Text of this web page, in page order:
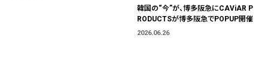
韓国の“今”が、博多阪急にCAViAR P
RODUCTSが博多阪急でPOPUP開催
2026.06.26